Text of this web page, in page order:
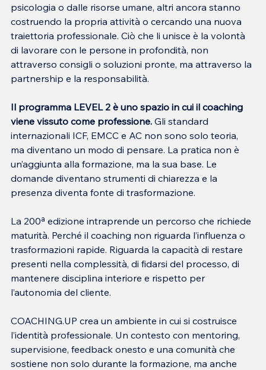
psicologia o dalle risorse umane, altri ancora stanno
costruendo la propria attività o cercando una nuova
traiettoria professionale. Ciò che li unisce è la volontà
di lavorare con le persone in profondità, non
attraverso consigli o soluzioni pronte, ma attraverso la
partnership e la responsabilità.
Il programma LEVEL 2 è uno spazio in cui il coaching
viene vissuto come professione. Gli standard
internazionali ICF, EMCC e AC non sono solo teoria,
ma diventano un modo di pensare. La pratica non è
un’aggiunta alla formazione, ma la sua base. Le
domande diventano strumenti di chiarezza e la
presenza diventa fonte di trasformazione.
La 200ª edizione intraprende un percorso che richiede
maturità. Perché il coaching non riguarda l’influenza o
trasformazioni rapide. Riguarda la capacità di restare
presenti nella complessità, di fidarsi del processo, di
mantenere disciplina interiore e rispetto per
l’autonomia del cliente.
COACHING.UP crea un ambiente in cui si costruisce
l’identità professionale. Un contesto con mentoring,
supervisione, feedback onesto e una comunità che
sostiene non solo durante la formazione, ma anche